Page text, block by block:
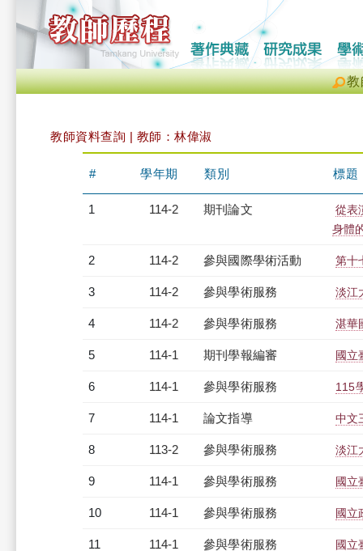
教
教師資料查詢 | 教師：林偉淑
# 學年期 類別 標題
1 114-2 期刊論文
從表
身體
2 114-2 參與國際學術活動 第十
3 114-2 參與學術服務 淡江
4 114-2 參與學術服務 湛華
5 114-1 期刊學報編審 國立
6 114-1 參與學術服務 115
7 114-1 論文指導 中文
8 113-2 參與學術服務 淡江
9 114-1 參與學術服務 國立
10 114-1 參與學術服務 國立
11 114-1 參與學術服務 國立